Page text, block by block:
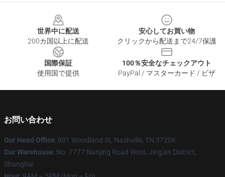
世界中に配送
200カ国以上に配送
安心してお買い物
クリックから配送まで24/7保護
国際保証
使用国で提供
100％安全なチェックアウト
PayPal / マスターカード / ビザ
お問い合わせ
Our Head Office: 901 Woodland St, Nashville, TN 37206
Our Warehouse: No. 7777 Nanjing Road West, Jing'an District,
Shanghai